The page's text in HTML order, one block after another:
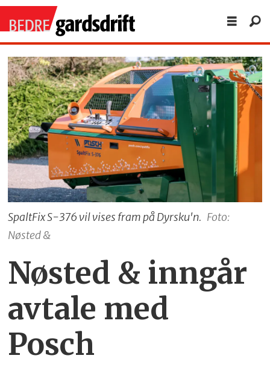
SpaltFix S-376 vil vises fram på Dyrsku'n. Foto:
Nøsted &
Nøsted & inngår
avtale med
Posch